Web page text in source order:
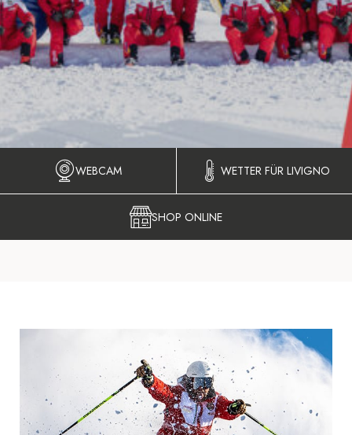
WEBCAM WETTER FÜR LIVIGNO
SHOP ONLINE